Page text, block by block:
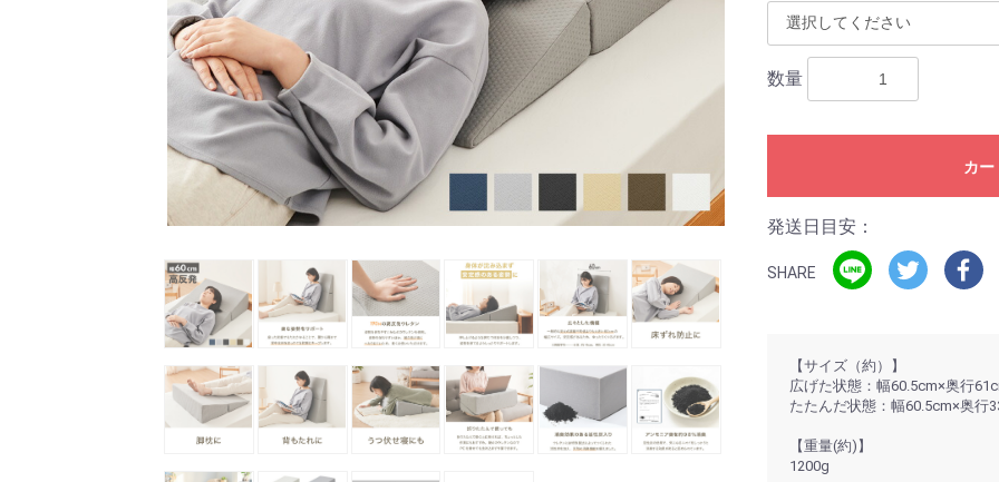
数量
カー
発送日目安：
SHARE
【サイズ（約）】
広げた状態：幅60.5cm×奥行
たたんだ状態：幅60.5cm×奥行
【重量(約)】
1200g